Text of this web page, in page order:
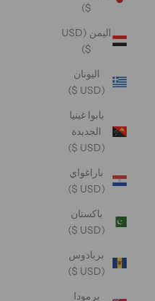
$)
اليمن (USD
$)
اليونان
(USD $)
بابوا غينيا
الجديدة
(USD $)
باراغواي
(USD $)
باكستان
(USD $)
بربادوس
(USD $)
برمودا